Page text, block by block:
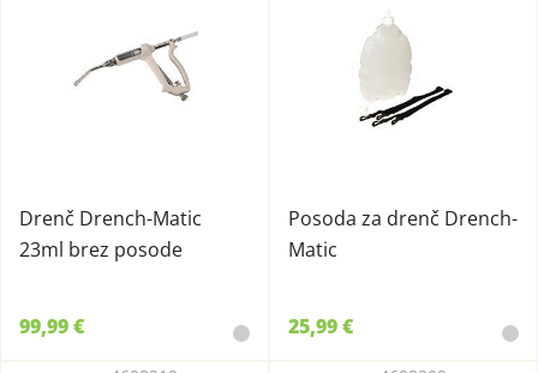
Drenč Drench-Matic
23ml brez posode
99,99 €
Posoda za drenč Drench-
Matic
25,99 €